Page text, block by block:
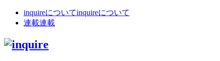
inquireについてinquireについて
連載連載